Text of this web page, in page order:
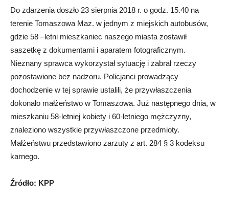
Do zdarzenia doszło 23 sierpnia 2018 r. o godz. 15.40 na
terenie Tomaszowa Maz. w jednym z miejskich autobusów,
gdzie 58 –letni mieszkaniec naszego miasta zostawił
saszetkę z dokumentami i aparatem fotograficznym.
Nieznany sprawca wykorzystał sytuację i zabrał rzeczy
pozostawione bez nadzoru. Policjanci prowadzący
dochodzenie w tej sprawie ustalili, że przywłaszczenia
dokonało małżeństwo w Tomaszowa. Już następnego dnia, w
mieszkaniu 58-letniej kobiety i 60-letniego mężczyzny,
znaleziono wszystkie przywłaszczone przedmioty.
Małżeństwu przedstawiono zarzuty z art. 284 § 3 kodeksu
karnego.
Źródło: KPP